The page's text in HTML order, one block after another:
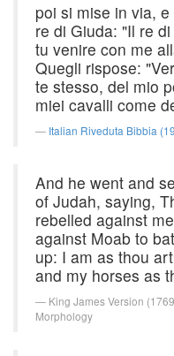
poi si mise in via,
re di Giuda: "Il re
tu venire con me
Quegli rispose:
te stesso, del mio
miei cavalli come
Italian Riveduta Bibbia
And he went and
of Judah, saying,
rebelled against
against Moab to
up: I am as thou
and my horses as
King James Version
Morphology